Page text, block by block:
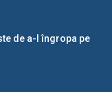
de a-l îngropa pe